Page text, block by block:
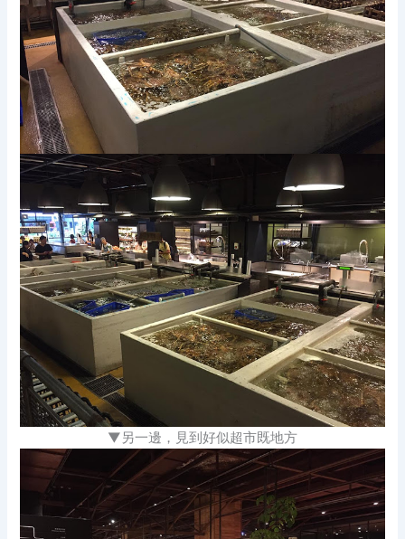
▼另一邊，見到好似超市既地方